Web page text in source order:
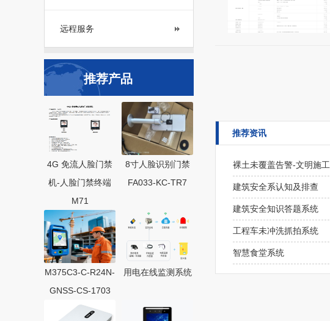
远程服务
推荐产品
4G 免流人脸门禁
机-人脸门禁终端
M71
8寸人脸识别门禁
FA033-KC-TR7
M375C3-C-R24N-
GNSS-CS-1703
用电在线监测系统
推荐资讯
裸土未覆盖告警-文明施工
建筑安全系认知及排查
建筑安全知识答题系统
工程车未冲洗抓拍系统
智慧食堂系统